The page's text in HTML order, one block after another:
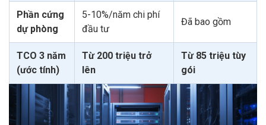
Phần cứng
dự phòng
5-10%/năm chi phí
đầu tư
Đã bao gồm
TCO 3 năm
(ước tính)
Từ 200 triệu trở
lên
Từ 85 triệu tùy
gói